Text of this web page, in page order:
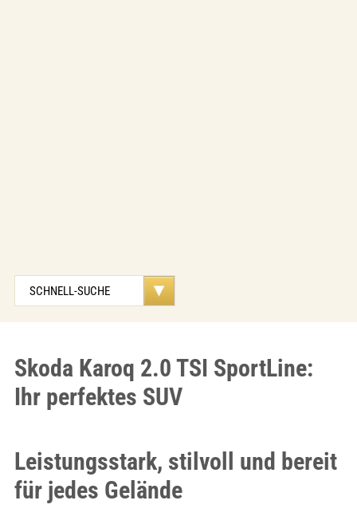
Skoda Karoq 2.0 TSI SportLine:
Ihr perfektes SUV
Leistungsstark, stilvoll und bereit
für jedes Gelände